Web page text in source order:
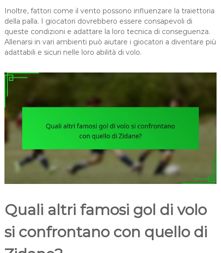
Inoltre, fattori come il vento possono influenzare la traiettoria
della palla. I giocatori dovrebbero essere consapevoli di
queste condizioni e adattare la loro tecnica di conseguenza.
Allenarsi in vari ambienti può aiutare i giocatori a diventare più
adattabili e sicuri nelle loro abilità di volo.
Quali altri famosi gol di volo
si confrontano con quello di